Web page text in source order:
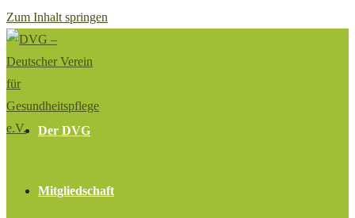
Zum Inhalt springen
Der DVG
Mitgliedschaft